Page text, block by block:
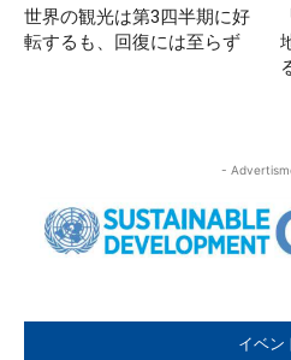
世界の観光は第3四半期に好
転するも、回復には至らず
-
イベン